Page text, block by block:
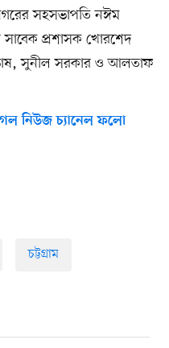
সহসভাপতি নঈম
সাবেক প্রশাসক খোরশেদ
সুনীল সরকার ও আলতাফ
নিউজ চ্যানেল ফলো
চট্টগ্রাম